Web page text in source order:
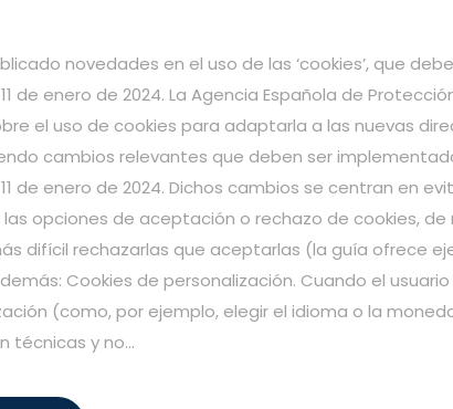
novedades en el uso de las ‘cookies’, que
de enero de 2024. La Agencia Española de
el uso de cookies para adaptarla a las nuevas
cambios relevantes que deben ser
de enero de 2024. Dichos cambios se centran en
opciones de aceptación o rechazo de cookies,
difícil rechazarlas que aceptarlas (la guía ofrece
Cookies de personalización. Cuando el
(como, por ejemplo, elegir el idioma o la
técnicas y no…